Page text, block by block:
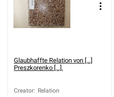
Glaubhaffte Relation von [...]
Preszkorenko [...].
Creator: Relation